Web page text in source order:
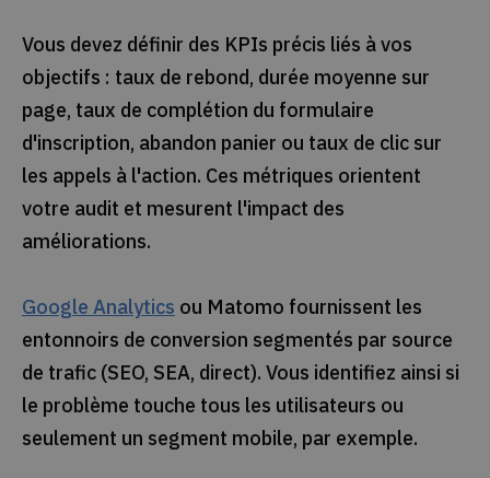
Vous devez définir des KPIs précis liés à vos
objectifs : taux de rebond, durée moyenne sur
page, taux de complétion du formulaire
d'inscription, abandon panier ou taux de clic sur
les appels à l'action. Ces métriques orientent
votre audit et mesurent l'impact des
améliorations.
Google Analytics ou Matomo fournissent les
entonnoirs de conversion segmentés par source
de trafic (SEO, SEA, direct). Vous identifiez ainsi si
le problème touche tous les utilisateurs ou
seulement un segment mobile, par exemple.